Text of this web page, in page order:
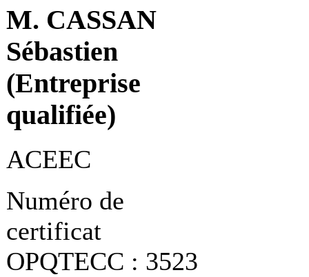
M. CASSAN
Sébastien
(Entreprise
qualifiée)
ACEEC
Numéro de
certificat
OPQTECC : 3523